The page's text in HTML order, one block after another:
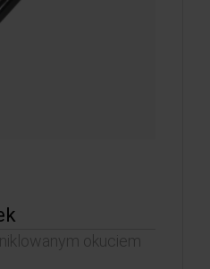
okuciem